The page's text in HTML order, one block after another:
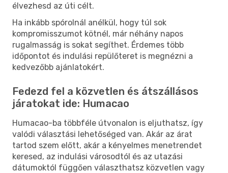
élvezhesd az úti célt.
Ha inkább spórolnál anélkül, hogy túl sok
kompromisszumot kötnél, már néhány napos
rugalmasság is sokat segíthet. Érdemes több
időpontot és indulási repülőteret is megnézni a
kedvezőbb ajánlatokért.
Fedezd fel a közvetlen és átszállásos
járatokat ide: Humacao
Humacao-ba többféle útvonalon is eljuthatsz, így
valódi választási lehetőséged van. Akár az árat
tartod szem előtt, akár a kényelmes menetrendet
keresed, az indulási városodtól és az utazási
dátumoktól függően választhatsz közvetlen vagy